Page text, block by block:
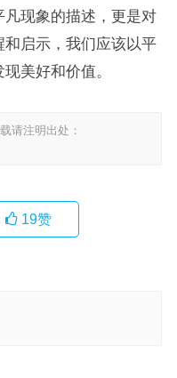
现象的描述，更是对
和启示，我们应该以平
美好和价值。
请注明出处：
19赞